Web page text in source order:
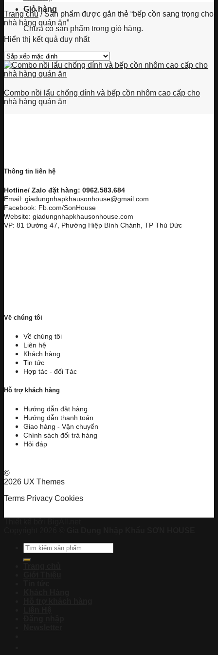
Giỏ hàng
Chưa có sản phẩm trong giỏ hàng.
Trang chủ /Sản phẩm được gắn thẻ “bếp cồn sang trọng cho
nhà hàng quán ăn”
Hiển thị kết quả duy nhất
Combo nồi lẩu chống dính và bếp cồn nhôm cao cấp cho
nhà hàng quán ăn
Thông tin liên hệ
Hotline/ Zalo đặt hàng: 0962.583.684
Email: giadungnhapkhausonhouse@gmail.com
Facebook: Fb.com/SonHouse
Website: giadungnhapkhausonhouse.com
VP: 81 Đường 47, Phường Hiệp Bình Chánh, TP Thủ Đức
Về chúng tôi
Về chúng tôi
Liên hệ
Khách hàng
Tin tức
Hợp tác - đối Tác
Hỗ trợ khách hàng
Hướng dẫn đặt hàng
Hướng dẫn thanh toán
Giao hàng - Vận chuyển
Chính sách đổi trả hàng
Hỏi đáp
©
2026 UX Themes
Terms Privacy Cookies
Tìm
kiếm: